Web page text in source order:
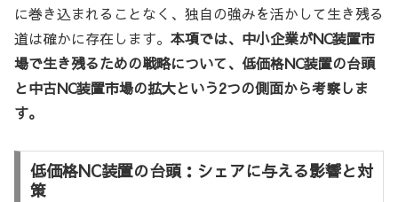
に巻き込まれることなく、独自の強みを活かして生き残る
道は確かに存在します。 本項では、中小企業がNC装置市
場で生き残るための戦略について、低価格NC装置の台頭
と中古NC装置市場の拡大という2つの側面から考察しま
す。
低価格NC装置の台頭：シェアに与える影響と対
策